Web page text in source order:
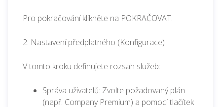
Pro pokračování klikněte na POKRAČOVAT.
2. Nastavení předplatného (Konfigurace)
V tomto kroku definujete rozsah služeb:
Správa uživatelů: Zvolte požadovaný plán
(např. Company Premium) a pomocí tlačítek